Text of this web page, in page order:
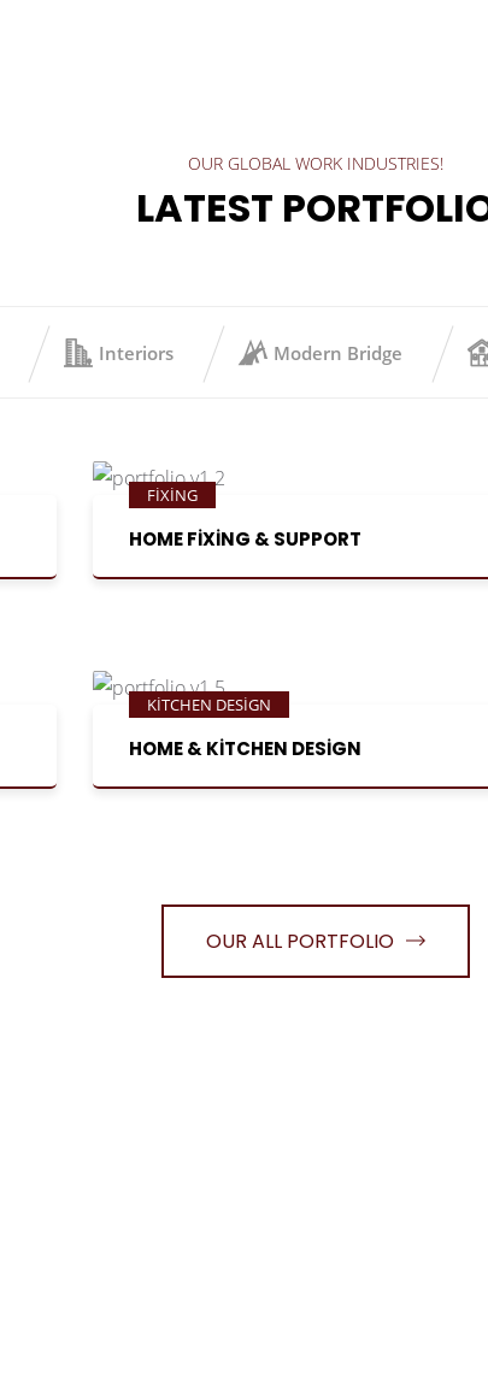
OUR GLOBAL WORK INDUSTRIES!
LATEST
Interiors Modern Bridge
FIXING
HOME FIXING & SUPPORT
KITCHEN DESIGN
HOME & KITCHEN DESIGN
OUR ALL PORTFOLIO